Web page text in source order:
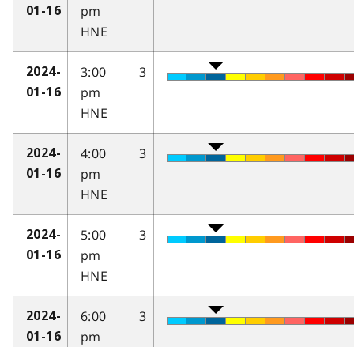
01-16
pm
HNE
2024-
01-16
3:00
pm
HNE
3
2024-
01-16
4:00
pm
HNE
3
2024-
01-16
5:00
pm
HNE
3
2024-
01-16
6:00
pm
3